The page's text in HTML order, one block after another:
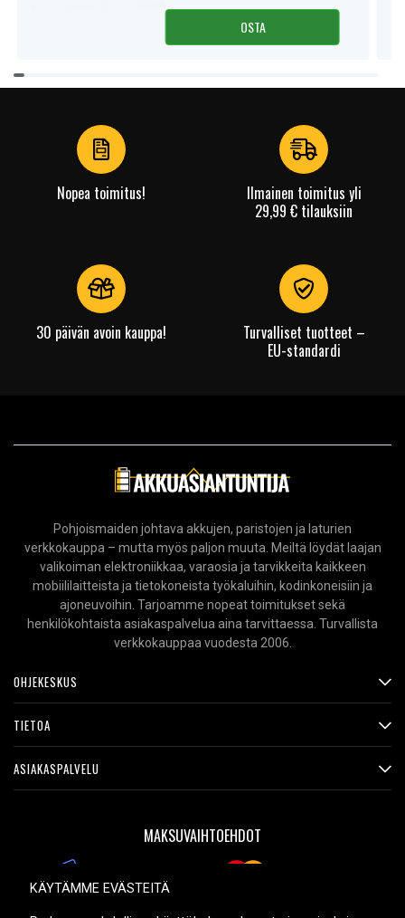
OSTA
Item
1
Nopea toimitus!
Ilmainen toimitus yli
29,99 € tilauksiin
30 päivän avoin kauppa!
Turvalliset tuotteet –
EU-standardi
Pohjoismaiden johtava akkujen, paristojen ja laturien
verkkokauppa – mutta myös paljon muuta. Meiltä löydät laajan
valikoiman elektroniikkaa, varaosia ja tarvikkeita kaikkeen
mobiililaitteista ja tietokoneista työkaluihin, kodinkoneisiin ja
ajoneuvoihin. Tarjoamme nopeat toimitukset sekä
henkilökohtaista asiakaspalvelua aina tarvittaessa. Turvallista
verkkokauppaa vuodesta 2006.
OHJEKESKUS
TIETOA
ASIAKASPALVELU
MAKSUVAIHTOEHDOT
KÄYTÄMME EVÄSTEITÄ